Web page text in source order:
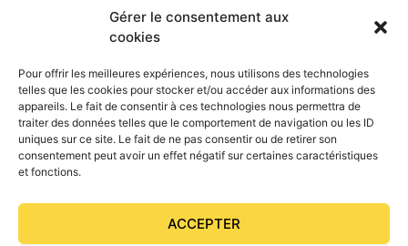
Gérer le consentement aux
cookies
Pour offrir les meilleures expériences, nous utilisons des technologies
telles que les cookies pour stocker et/ou accéder aux informations des
appareils. Le fait de consentir à ces technologies nous permettra de
traiter des données telles que le comportement de navigation ou les ID
uniques sur ce site. Le fait de ne pas consentir ou de retirer son
consentement peut avoir un effet négatif sur certaines caractéristiques
et fonctions.
ACCEPTER
35€ pour les adhérents de l’ONP et 50€ pour les
non-adhérents
envoyé après votre inscription.
Contact :Édouard Ecary, membre du conseil
d’administration de l’ONP et référent régional ANPFS –
06 68 97 23 49 – normandie.poney@gmail.com.